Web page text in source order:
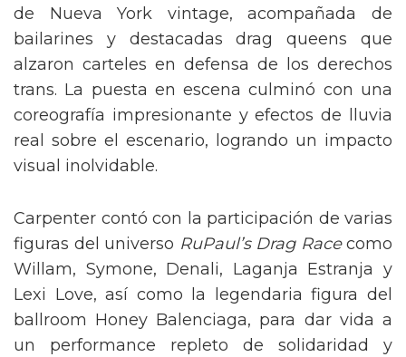
de Nueva York vintage, acompañada de
bailarines y destacadas drag queens que
alzaron carteles en defensa de los derechos
trans. La puesta en escena culminó con una
coreografía impresionante y efectos de lluvia
real sobre el escenario, logrando un impacto
visual inolvidable.
Carpenter contó con la participación de varias
figuras del universo RuPaul’s Drag Racecomo
Willam, Symone, Denali, Laganja Estranja y
Lexi Love, así como la legendaria figura del
ballroom Honey Balenciaga, para dar vida a
un performance repleto de solidaridad y